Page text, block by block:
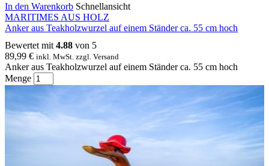
In den Warenkorb Schnellansicht
MARITIMES AUS HOLZ
Anker aus Teakholzwurzel auf einem Ständer ca. 55 cm hoch
Bewertet mit 4.88 von 5
89,99 € inkl. MwSt. zzgl. Versand
Anker aus Teakholzwurzel auf einem Ständer ca. 55 cm hoch
Menge